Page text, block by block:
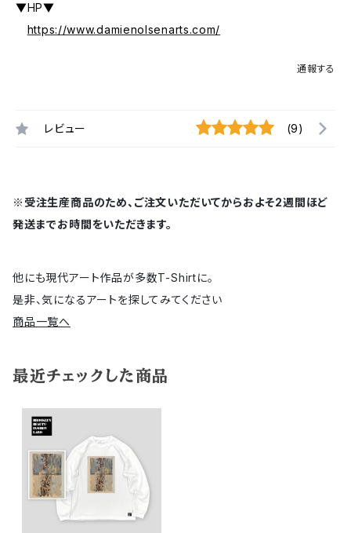
▼HP▼
https://www.damienolsenarts.com/
通報する
レビュー (9)
※受注生産商品のため、ご注文いただいてからおよそ2週間ほど
発送までお時間をいただきます。
他にも現代アート作品が多数T-Shirtに。
是非、気になるアートを探してみてください
商品一覧へ
最近チェックした商品